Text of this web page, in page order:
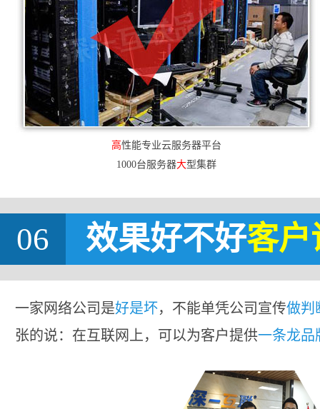
高性能专业云服务器平台
1000台服务器大型集群
06 效果好不好客户
一家网络公司是好是坏，不能单凭公司宣传做判
张的说：在互联网上，可以为客户提供一条龙品